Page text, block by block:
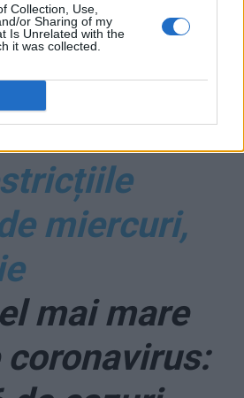
Collection, Use,
or Sharing of my
Is Unrelated with the
it was collected.
militară nr.
cu articol.
miercuri,
mai mare
coronavirus: